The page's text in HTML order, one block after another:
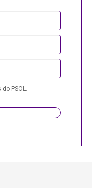
PSOL.